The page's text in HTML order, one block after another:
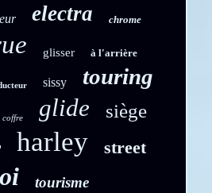
electra chrome
glisser à l'arrière
sissy touring
coffre glide siège
harley street
tourisme